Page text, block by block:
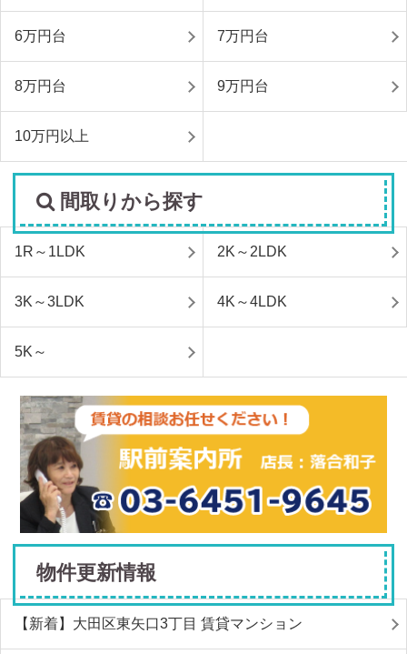
6万円台 7万円台
8万円台 9万円台
10万円以上
間取りから探す
1R～1LDK 2K～2LDK
3K～3LDK 4K～4LDK
5K～
物件更新情報
【新着】大田区東矢口3丁目 賃貸マンション